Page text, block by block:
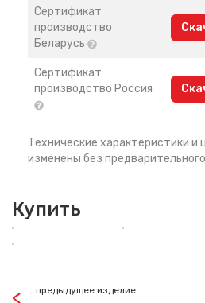
Сертификат
производство
Беларусь
Сертификат
производство Россия
Технические характеристики и
изменены без
Купить
предыдущее изделие